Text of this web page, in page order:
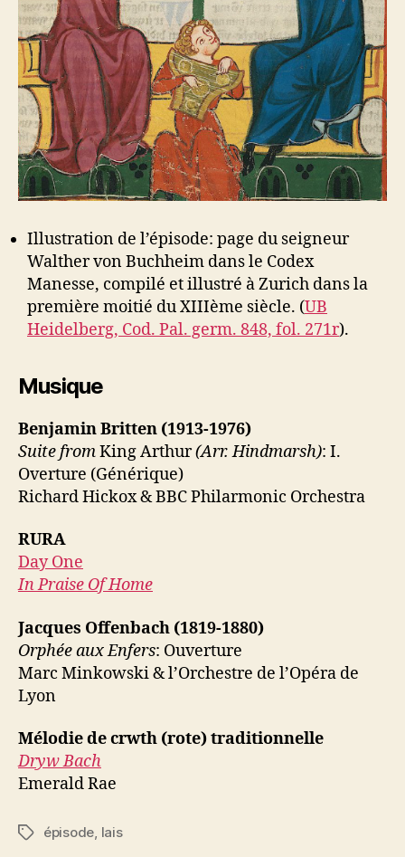
Illustration de l’épisode: page du seigneur
Walther von Buchheim dans le Codex
Manesse, compilé et illustré à Zurich dans la
première moitié du XIIIème siècle. (UB
Heidelberg, Cod. Pal. germ. 848, fol. 271r).
Musique
Benjamin Britten (1913-1976)
Suite fromKing Arthur(Arr. Hindmarsh): I.
Overture (Générique)
Richard Hickox & BBC Philarmonic Orchestra
RURA
Day One
In Praise Of Home
Jacques Offenbach (1819-1880)
Orphée aux Enfers: Ouverture
Marc Minkowski & l’Orchestre de l’Opéra de
Lyon
Mélodie de crwth (rote) traditionnelle
Dryw Bach
Emerald Rae
Étiquettes
épisode, lais